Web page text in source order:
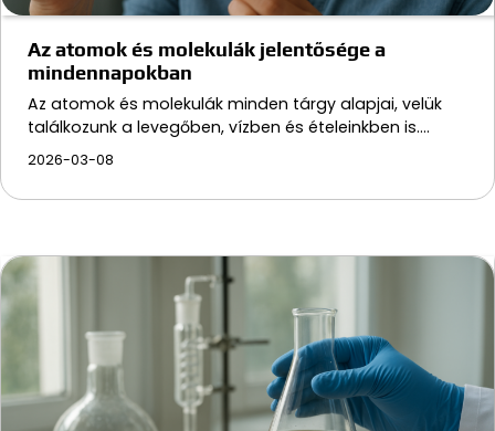
Az atomok és molekulák jelentősége a
mindennapokban
Az atomok és molekulák minden tárgy alapjai, velük
találkozunk a levegőben, vízben és ételeinkben is.…
2026-03-08